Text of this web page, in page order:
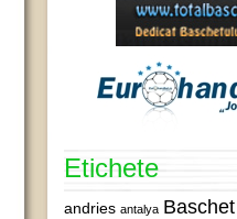
Etichete
andries antalya Baschet